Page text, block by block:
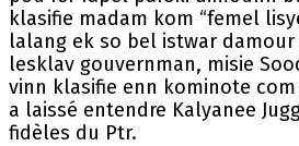
klasifie madam kom “femel
lalang ek so bel istwar
lesklav gouvernman, misie
vinn klasifie enn kominote com
a laissé entendre Kalyanee
fidèles du Ptr.